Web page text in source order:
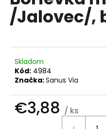
0,0
z
/Jalovec/,
Skladom
Kód: 4984
Značka:Sanus Via
€3,88 / ks
á
j
ť
?